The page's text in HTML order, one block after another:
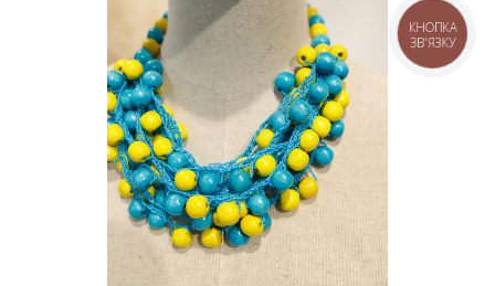
КНОПКА
ЗВ'ЯЗКУ